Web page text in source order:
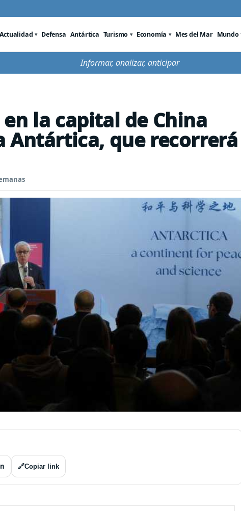
Actualidad Defensa Antártica Turismo Economía Mes del Mar Mundo
Informar, analizar, anticipar
la capital de China
Antártica, que recorrerá
🔗Copiar link